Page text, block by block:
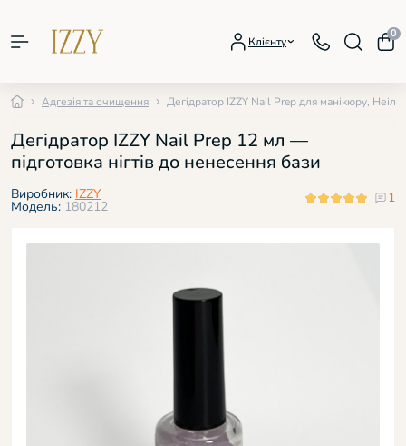
Клієнту
0
Адгезія та очищення Дегідратор IZZY Nail Prep для манікюру, Неіл
Дегідратор IZZY Nail Prep 12 мл —
підготовка нігтів до ненесення бази
Виробник: IZZY
Модель: 180212
1